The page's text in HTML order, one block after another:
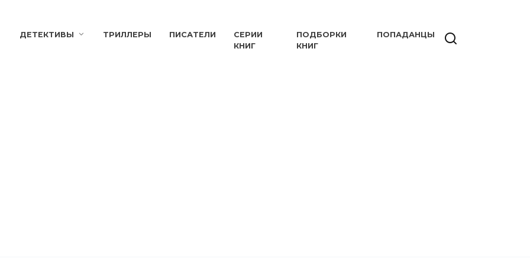
ДЕТЕКТИВЫ ТРИЛЛЕРЫ ПИСАТЕЛИ
СЕРИИ
КНИГ
ПОДБОРКИ
КНИГ
ПОПАДАНЦЫ